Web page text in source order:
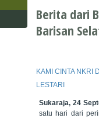
Berita dari
Barisan
KAMI CINTA NKRI
LESTARI
Sukaraja, 24
satu hari dari